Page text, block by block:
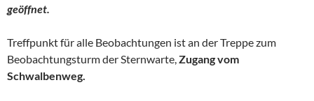
geöffnet.
Treffpunkt für alle Beobachtungen ist an der Treppe zum
Beobachtungsturm der Sternwarte,Zugang vom
Schwalbenweg.